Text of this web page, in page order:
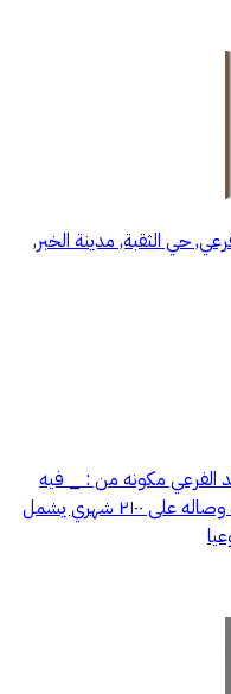
حي الثقبة, مدينة الخبر,
الفرعي مكونه من : _ فيه
غرفتين وصاله على ٣١٠٠ شهري وفيه غرفه وصاله على ٢١٠٠ شهري يشمل